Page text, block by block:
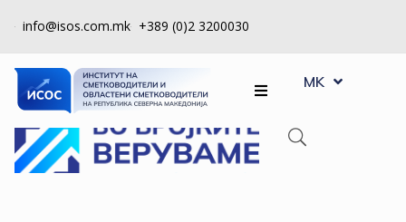
info@isos.com.mk +389 (0)2 3200030
ЗА
НАС
РЕГИСТРИ
MK
SQ